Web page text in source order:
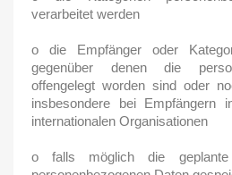
verarbeitet werden
o die Empfänger oder
gegenüber denen die
offengelegt worden sind oder
insbesondere bei Empfängern
internationalen Organisationen
o falls möglich die